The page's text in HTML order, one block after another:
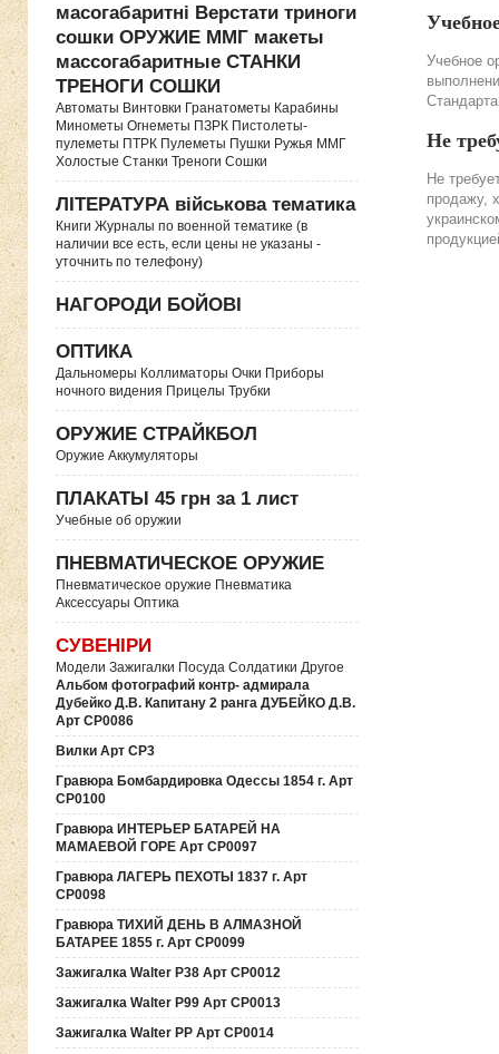
масогабаритні Верстати триноги
сошки ОРУЖИЕ ММГ макеты
массогабаритные СТАНКИ
ТРЕНОГИ СОШКИ
Автоматы Винтовки Гранатометы Карабины
Минометы Огнеметы ПЗРК Пистолеты-
пулеметы ПТРК Пулеметы Пушки Ружья ММГ
Холостые Станки Треноги Сошки
ЛІТЕРАТУРА військова тематика
Книги Журналы по военной тематике (в
наличии все есть, если цены не указаны -
уточнить по телефону)
НАГОРОДИ БОЙОВІ
ОПТИКА
Дальномеры Коллиматоры Очки Приборы
ночного видения Прицелы Трубки
ОРУЖИЕ СТРАЙКБОЛ
Оружие Аккумуляторы
ПЛАКАТЫ 45 грн за 1 лист
Учебные об оружии
ПНЕВМАТИЧЕСКОЕ ОРУЖИЕ
Пневматическое оружие Пневматика
Аксессуары Оптика
СУВЕНІРИ
Модели Зажигалки Посуда Солдатики Другое
Альбом фотографий контр- адмирала
Дубейко Д.В. Капитану 2 ранга ДУБЕЙКО Д.В.
Арт СР0086
Вилки Арт СР3
Гравюра Бомбардировка Одессы 1854 г. Арт
СР0100
Гравюра ИНТЕРЬЕР БАТАРЕЙ НА
МАМАЕВОЙ ГОРЕ Арт СР0097
Гравюра ЛАГЕРЬ ПЕХОТЫ 1837 г. Арт
СР0098
Гравюра ТИХИЙ ДЕНЬ В АЛМАЗНОЙ
БАТАРЕЕ 1855 г. Арт СР0099
Зажигалка Walter P38 Арт СР0012
Зажигалка Walter P99 Арт СР0013
Зажигалка Walter PP Арт СР0014
Учебное
Не
Не
продажу,